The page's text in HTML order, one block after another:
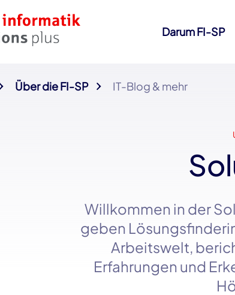
Darum FI-SP
Über die FI-SP IT-Blog & mehr
Willkommen in der
geben
Arbeitswelt,
Erfahrungen und